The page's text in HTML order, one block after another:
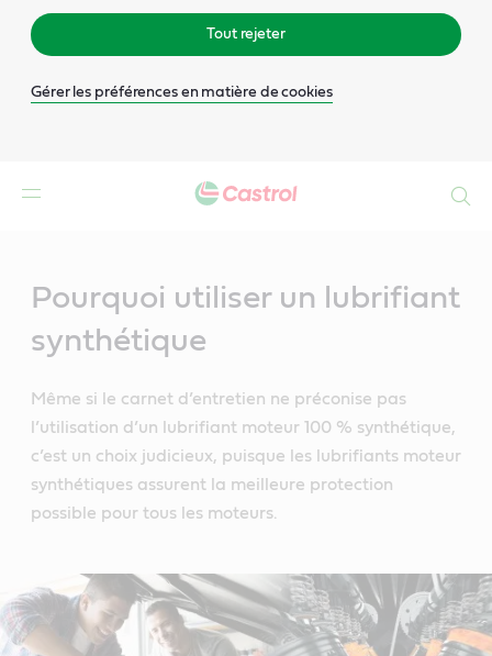
Tout rejeter
Gérer les préférences en matière de cookies
Pourquoi utiliser un lubrifiant
synthétique
Même si le carnet d’entretien ne préconise pas
l’utilisation d’un lubrifiant moteur 100 % synthétique,
c’est un choix judicieux, puisque les lubrifiants moteur
synthétiques assurent la meilleure protection
possible pour tous les moteurs.